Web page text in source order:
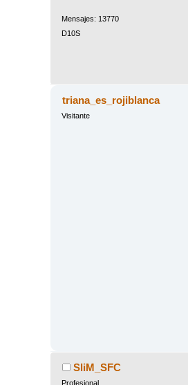
Mensajes: 13770
D10S
triana_es_rojiblanca
Visitante
SliM_SFC
Profesional